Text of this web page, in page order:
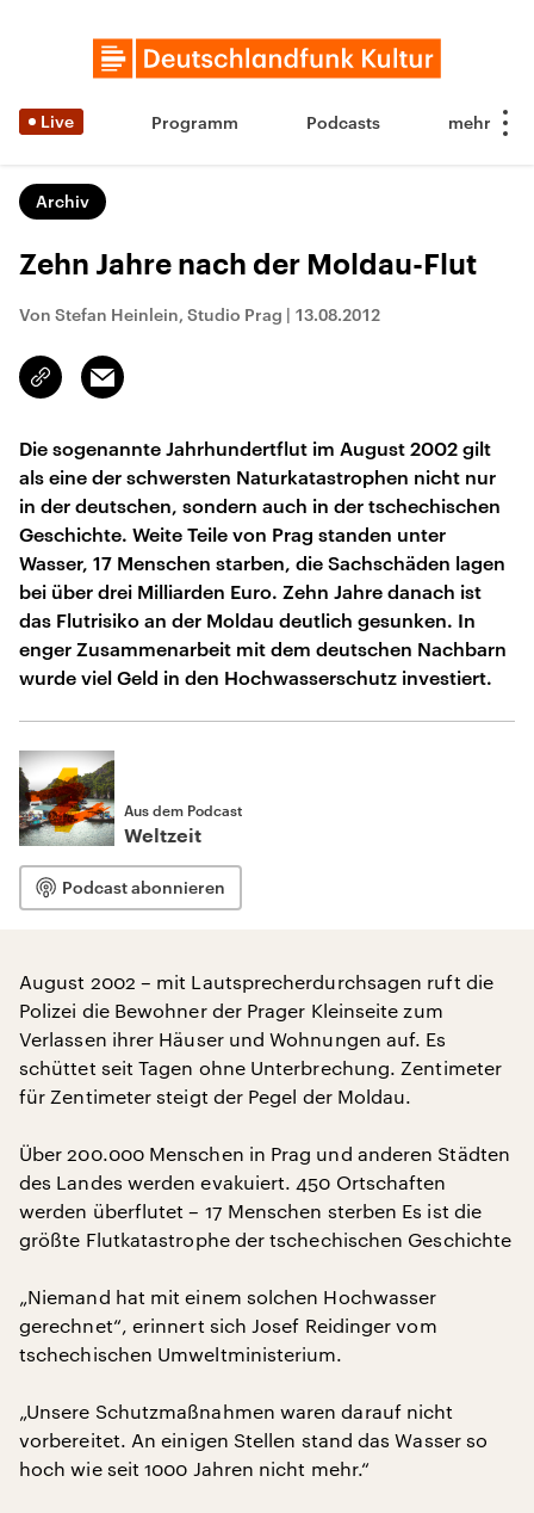
Live Programm Podcasts
Archiv
Zehn Jahre nach der Moldau-Flut
Von Stefan Heinlein, Studio Prag | 13.08.2012
Link
kopieren/teilen
Email
Die sogenannte Jahrhundertflut im August 2002 gilt
als eine der schwersten Naturkatastrophen nicht nur
in der deutschen, sondern auch in der tschechischen
Geschichte. Weite Teile von Prag standen unter
Wasser, 17 Menschen starben, die Sachschäden lagen
bei über drei Milliarden Euro. Zehn Jahre danach ist
das Flutrisiko an der Moldau deutlich gesunken. In
enger Zusammenarbeit mit dem deutschen Nachbarn
wurde viel Geld in den Hochwasserschutz investiert.
Aus dem Podcast
Weltzeit
Podcast abonnieren
August 2002 – mit Lautsprecherdurchsagen ruft die
Polizei die Bewohner der Prager Kleinseite zum
Verlassen ihrer Häuser und Wohnungen auf. Es
schüttet seit Tagen ohne Unterbrechung. Zentimeter
für Zentimeter steigt der Pegel der Moldau.
Über 200.000 Menschen in Prag und anderen Städten
des Landes werden evakuiert. 450 Ortschaften
werden überflutet – 17 Menschen sterben Es ist die
größte Flutkatastrophe der tschechischen Geschichte
„Niemand hat mit einem solchen Hochwasser
gerechnet“, erinnert sich Josef Reidinger vom
tschechischen Umweltministerium.
„Unsere Schutzmaßnahmen waren darauf nicht
vorbereitet. An einigen Stellen stand das Wasser so
hoch wie seit 1000 Jahren nicht mehr.“